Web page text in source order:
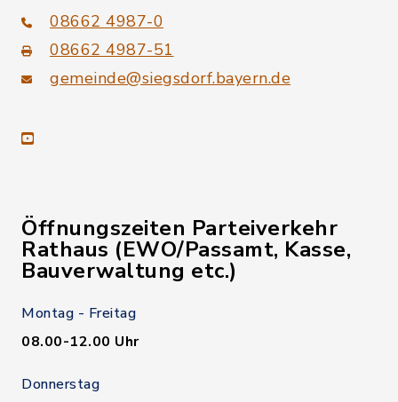
08662 4987-0
08662 4987-51
gemeinde@siegsdorf.bayern.de
youtube
Öffnungszeiten Parteiverkehr
Rathaus (EWO/Passamt, Kasse,
Bauverwaltung etc.)
Montag - Freitag
08.00-12.00 Uhr
Donnerstag